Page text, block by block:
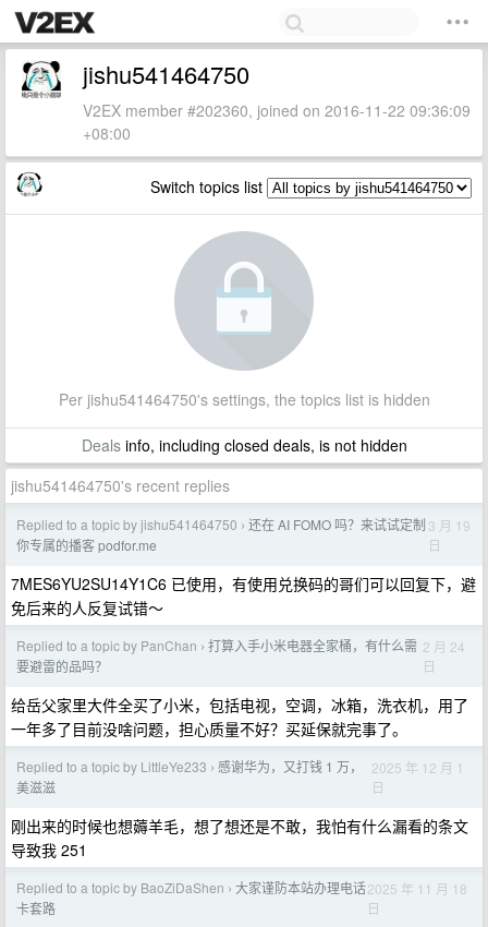
jishu541464750
V2EX member #202360, joined on 2016-11-22 09:36:09
+08:00
Switch topics list
Per jishu541464750's settings, the topics list is hidden
Dealsinfo, including closed deals, is not hidden
jishu541464750's recent replies
Replied to a topic by jishu541464750 › 还在 AI FOMO 吗？来试试定制
你专属的播客 podfor.me
3 月 19
日
7MES6YU2SU14Y1C6 已使用，有使用兑换码的哥们可以回复下，避
免后来的人反复试错～
Replied to a topic by PanChan › 打算入手小米电器全家桶，有什么需
要避雷的品吗？
2 月 24
日
给岳父家里大件全买了小米，包括电视，空调，冰箱，洗衣机，用了
一年多了目前没啥问题，担心质量不好？买延保就完事了。
Replied to a topic by LittleYe233 › 感谢华为，又打钱 1 万，
美滋滋
2025 年 12 月 1
日
刚出来的时候也想薅羊毛，想了想还是不敢，我怕有什么漏看的条文
导致我 251
Replied to a topic by BaoZiDaShen › 大家谨防本站办理电话
卡套路
2025 年 11 月 18
日